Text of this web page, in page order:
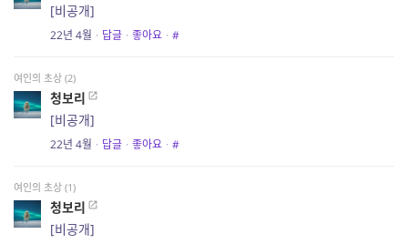
[비공개]
22년 4월 · 답글 · 좋아요 · #
여인의 초상 (2)
청보리
[비공개]
22년 4월 · 답글 · 좋아요 · #
여인의 초상 (1)
청보리
[비공개]